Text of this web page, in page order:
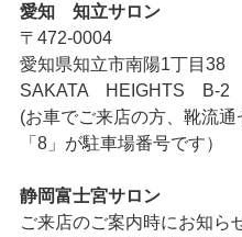
愛知 知立サロン
〒472-0004
愛知県知立市南陽1丁目38
SAKATA HEIGHTS B-2
(お車でご来店の方、靴流通
「8」が駐車場番号です）
静岡富士宮サロン
ご来店のご案内時にお知ら